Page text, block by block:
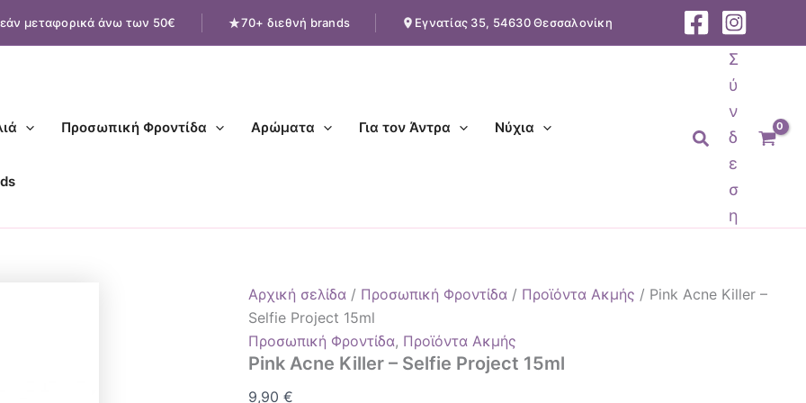
μεταφορικά άνω των 50€ 70+ διεθνή brands Εγνατίας 35, 54630 Θεσσαλονίκη
Προσωπική Φροντίδα Αρώματα Για τον Άντρα Νύχια Αναζήτηση
Σ
ύ
ν
δ
ε
σ
η
Αρχική σελίδα / Προσωπική Φροντίδα / Προϊόντα Ακμής / Pink Acne Killer –
Selfie Project 15ml
Προσωπική Φροντίδα, Προϊόντα Ακμής
Pink Acne Killer – Selfie Project 15ml
9,90€
Acne
Killer
ποσότητα